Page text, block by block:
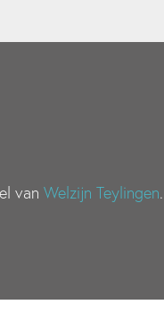
van Welzijn Teylingen